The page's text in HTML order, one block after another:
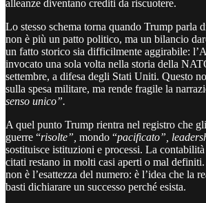
alleanze diventano crediti da riscuotere.
Lo stesso schema torna quando Trump parla
non è più un patto politico, ma un bilancio
un fatto storico sia difficilmente aggirabile:
invocato una sola volta nella storia della
settembre, a difesa degli Stati Uniti. Questo
sulla spesa militare, ma rende fragile la
senso unico”.
A quel punto Trump rientra nel registro che
guerre “risolte”, mondo “pacificato”,
sostituisce istituzioni e processi. La
citati restano in molti casi aperti o mal
non è l’esattezza del numero: è l’idea che la
basti dichiarare un successo perché esista.